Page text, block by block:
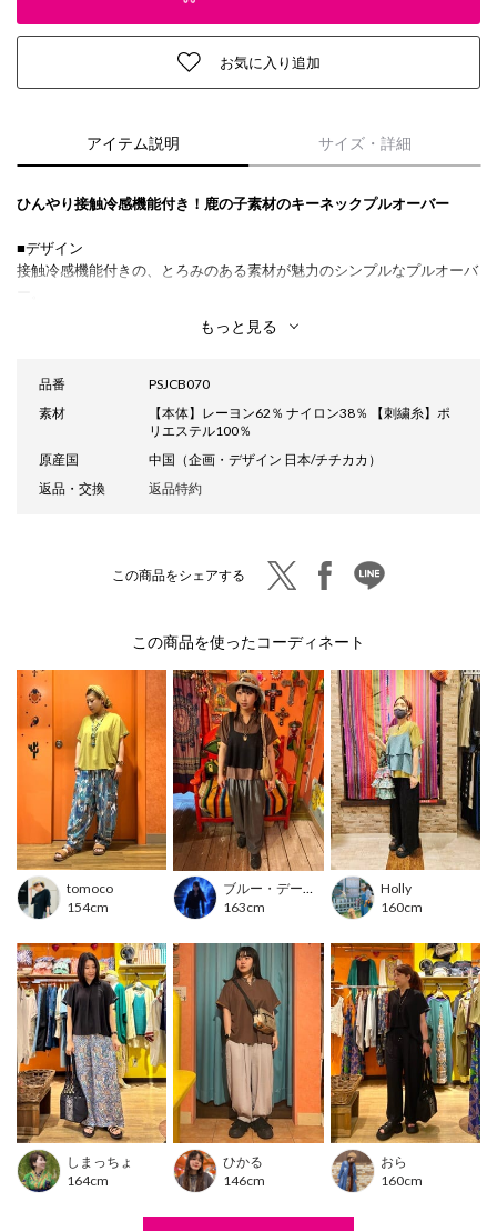
お気に入り追加
アイテム説明 サイズ・詳細
ひんやり接触冷感機能付き！鹿の子素材のキーネックプルオーバー
■デザイン
接触冷感機能付きの、とろみのある素材が魅力のシンプルなプルオーバ
も、キーネックデザインですっきり見えを叶えます。
袖に施したネイティブ柄の刺繍が、さりげないアクセントになっていま
す。
レディースフリーサイズ
たっぷり身幅のゆるっとシルエット。
肌に触れるとひんやりする接触冷感生地。
程よく伸縮性のある軽やかなカットソー素材感。
ワイドデニムに合わせるだけでこなれたカジュアルスタイルに。
同シリーズのパンツに合わせたセットアップスタイルもおすすめです。
■カラー
ブラック/ブラウン/マスタード
■洗濯表示
洗濯絵表示について
---------------------------------
透け感：透けない
裏地 ：なし
光沢 ：なし
生地の厚さ：普通
ポケット：なし
---------------------------------
※布製品は生地の裁断位置により、同じ商品・カラーでもお色や柄の出方が異なる場合がご
ざいます。
※モデル着用写真は光の加減で色差がある場合がございます。
※白背景の商品画像が実物に近い色味となっております。
もっと見る
品番
PSJCB070
素材
【本体】レーヨン62％ ナイロン38％ 【刺繍糸】ポ
リエステル100％
原産国
中国（企画・デザイン 日本/チチカカ）
返品・交換
返品特約
この商品をシェアする twitter facebook
この商品を使ったコーディネート
tomoco
154cm
ブルー・デーモン
163cm
Holly
160cm
しまっちょ
164cm
ひかる
146cm
おら
160cm